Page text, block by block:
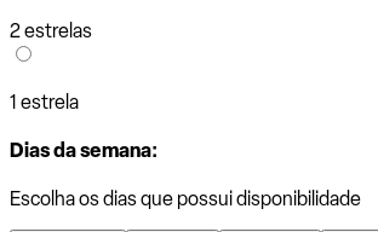
2 estrelas
1 estrela
Dias da semana:
Escolha os dias que possui disponibilidade